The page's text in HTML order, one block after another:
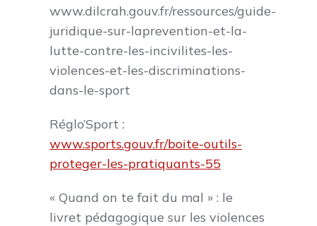
www.dilcrah.gouv.fr/ressources/guide-
juridique-sur-laprevention-et-la-
lutte-contre-les-incivilites-les-
violences-et-les-discriminations-
dans-le-sport
Réglo’Sport :
www.sports.gouv.fr/boite-outils-
proteger-les-pratiquants-55
« Quand on te fait du mal » : le
livret pédagogique sur les violences